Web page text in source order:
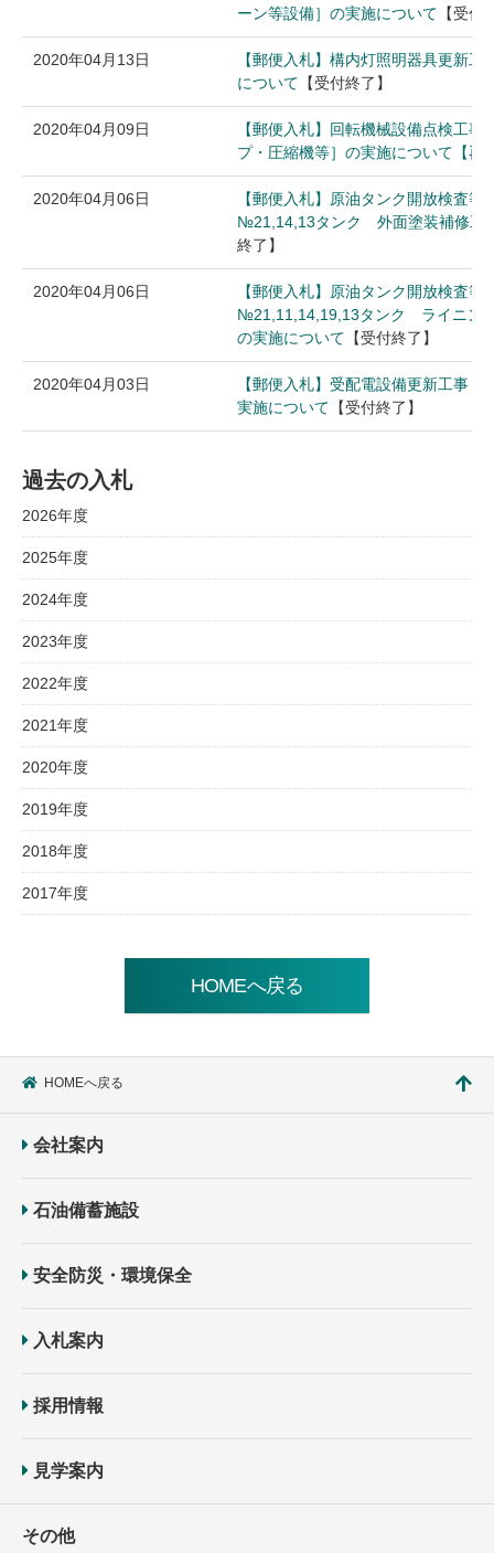
ーン等設備］の実施について 【受付
2020年04月13日
【郵便入札】構内灯照明器具更新
について 【受付終了】
2020年04月09日
【郵便入札】回転機械設備点検工事
プ・圧縮機等］の実施について【再
2020年04月06日
【郵便入札】原油タンク開放検査等
№21,14,13タンク 外面塗装補修工
終了】
2020年04月06日
【郵便入札】原油タンク開放検査等
№21,11,14,19,13タンク ライニン
の実施について 【受付終了】
2020年04月03日
【郵便入札】受配電設備更新工事
実施について 【受付終了】
過去の入札
2026年度
2025年度
2024年度
2023年度
2022年度
2021年度
2020年度
2019年度
2018年度
2017年度
HOMEへ戻る
HOMEへ戻る
会社案内
石油備蓄施設
安全防災・環境保全
入札案内
採用情報
見学案内
その他